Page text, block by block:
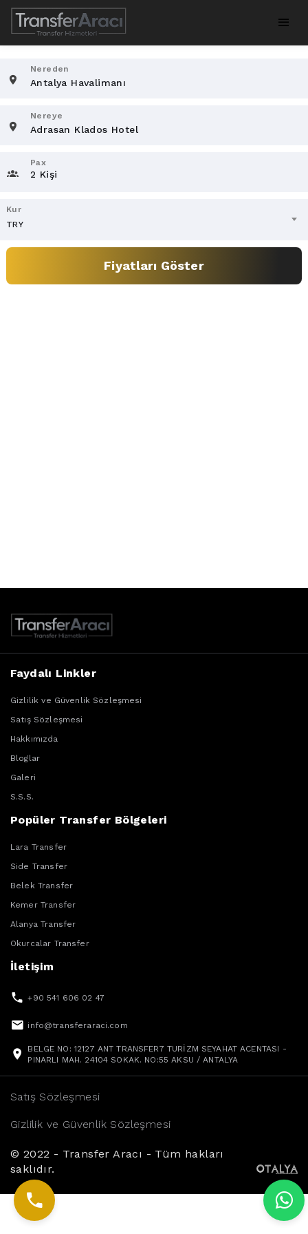
Nereden
Nereye
Pax
2 Kişi
Kur
TRY
Fiyatları Göster
Faydalı Linkler
Gizlilik ve Güvenlik Sözleşmesi
Satış Sözleşmesi
Hakkımızda
Bloglar
Galeri
S.S.S.
Popüler Transfer Bölgeleri
Lara Transfer
Side Transfer
Belek Transfer
Kemer Transfer
Alanya Transfer
Okurcalar Transfer
İletişim
+90 541 606 02 47
info@transferaraci.com
BELGE NO: 12127 ANT TRANSFER7 TURİZM SEYAHAT ACENTASI -
PINARLI MAH. 24104 SOKAK. NO:55 AKSU / ANTALYA
© 2022 - Transfer Aracı - Tüm hakları
saklıdır.
Gizlilik ve Güvenlik Sözleşmesi
Satış Sözleşmesi